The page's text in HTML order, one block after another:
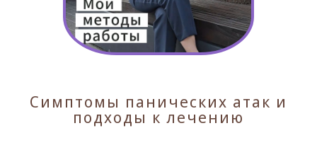
Симптомы панических атак и
подходы к лечению